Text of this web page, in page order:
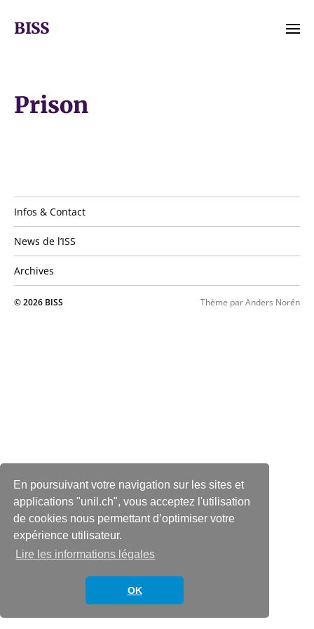
En poursuivant votre navigation sur les sites et
applications "unil.ch", vous acceptez l'utilisation
de cookies nous permettant d’optimiser votre
expérience utilisateur.
Lire les informations légales
OK
BISS
Infos & Contact
News de l’ISS
Archives
© 2026 BISS Thème parAnders Norén